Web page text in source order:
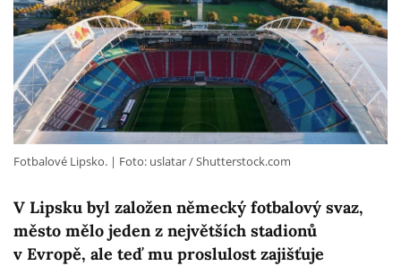
V Lipsku byl založen německý fotbalový svaz,
město mělo jeden z největších stadionů
v Evropě, ale teď mu proslulost zajišťuje
Fotbalové Lipsko. Foto: uslatar / Shutterstock.com